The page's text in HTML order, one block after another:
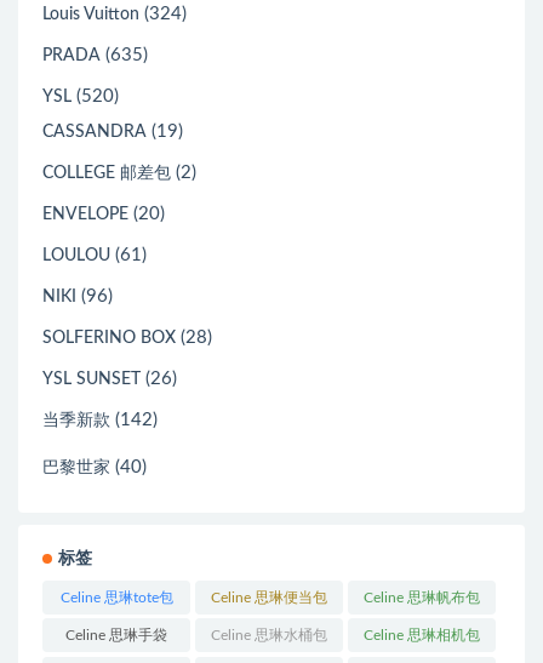
Louis Vuitton (324)
PRADA (635)
YSL (520)
CASSANDRA (19)
COLLEGE 邮差包 (2)
ENVELOPE (20)
LOULOU (61)
NIKI (96)
SOLFERINO BOX (28)
YSL SUNSET (26)
当季新款 (142)
巴黎世家 (40)
标签
Celine 思琳tote包
(23)
Celine 思琳便当包
(14)
Celine 思琳帆布包
(18)
Celine 思琳手袋 Celine 思琳水桶包 Celine 思琳相机包